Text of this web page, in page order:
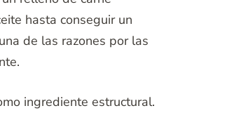
hasta conseguir un
de las razones por las
ingrediente estructural.